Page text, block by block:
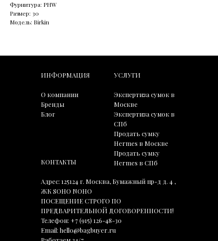
Фурнитура: PHW
Размер: 30
Модель: Birkin
ИНФОРМАЦИЯ
О компании
Бренды
Блог
УСЛУГИ
Экспертиза сумок в
Москве
Экспертиза сумок в
СПб
Продать сумку
Hermes в Москве
Продать сумку
Hermes в СПб
КОНТАКТЫ
Адрес: 125124 г. Москва, Бумажный пр-д д. 4 ,
ЖК SOHO NOHO
ПОСЕЩЕНИЕ СТРОГО ПО
ПРЕДВАРИТЕЛЬНОЙ ДОГОВОРЕННОСТИ!
Телефон: +7 (915) 126-48-30
Email: hello@bagbuyer.ru